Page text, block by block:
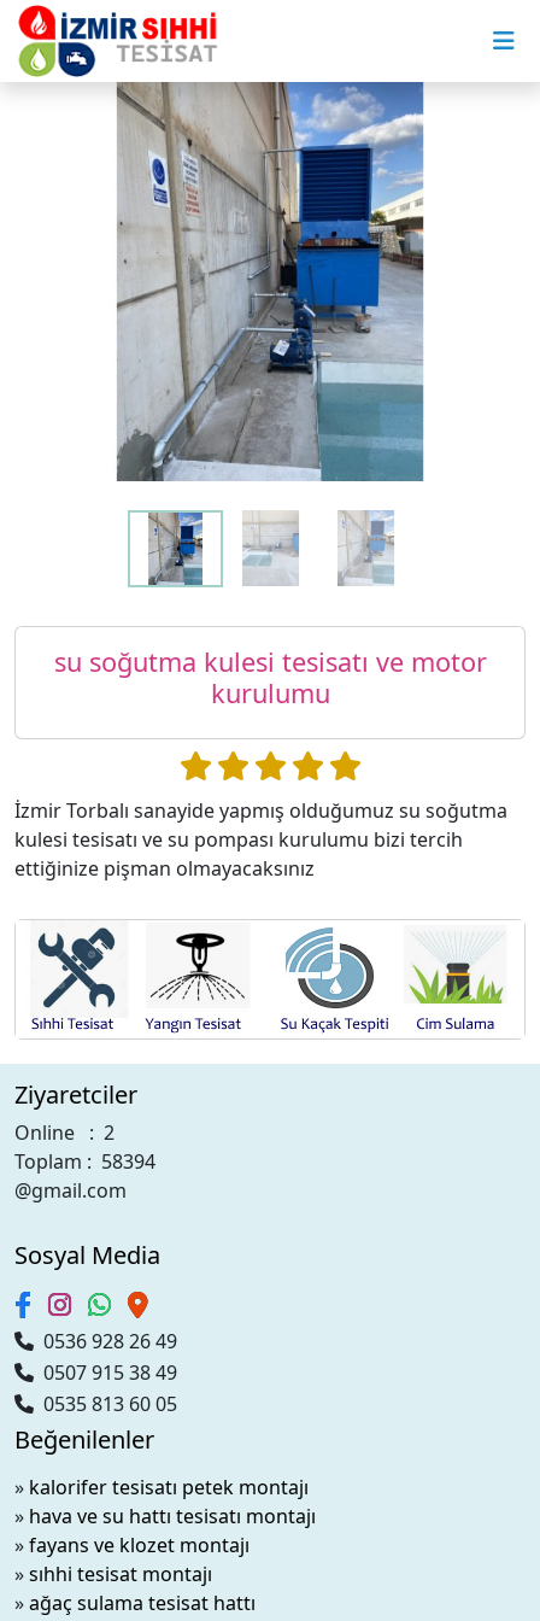
su soğutma kulesi tesisatı ve motor
kurulumu
İzmir Torbalı sanayide yapmış olduğumuz su soğutma
kulesi tesisatı ve su pompası kurulumu bizi tercih
ettiğinize pişman olmayacaksınız
Ziyaretciler
Online : 2
Toplam : 58394
@gmail.com
Sosyal Media
0536 928 26 49
0507 915 38 49
0535 813 60 05
Beğenilenler
» kalorifer tesisatı petek montajı
» hava ve su hattı tesisatı montajı
»fayans ve klozet montajı
»sıhhi tesisat montajı
»ağaç sulama tesisat hattı